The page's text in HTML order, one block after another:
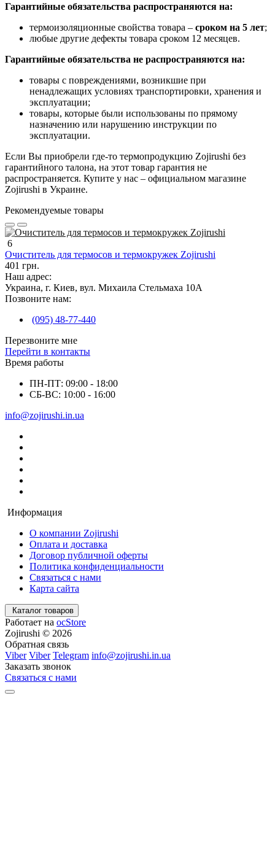
Гарантийные обязательства распространяются на:
термоизоляционные свойства товара – сроком на 5 лет;
любые другие дефекты товара сроком 12 месяцев.
Гарантийные обязательства не распространяются на:
товары с повреждениями, возникшие при
ненадлежащих условиях транспортировки, хранения и
эксплуатации;
товары, которые были использованы по прямому
назначению или нарушению инструкции по
эксплуатации.
Если Вы приобрели где-то термопродукцию Zojirushi без
гарантийного талона, на этот товар гарантия не
распространяется. Купите у нас – официальном магазине
Zojirushi в Украине.
Рекомендуемые товары
6
Очиститель для термосов и термокружек Zojirushi
401 грн.
Наш адрес:
Украина, г. Киев, вул. Михаила Стельмаха 10А
Позвоните нам:
(095) 48-77-440
Перезвоните мне
Перейти в контакты
Время работы
ПН-ПТ: 09:00 - 18:00
СБ-ВС: 10:00 - 16:00
info@zojirushi.in.ua
Информация
О компании Zojirushi
Оплата и доставка
Договор публичной оферты
Политика конфиденциальности
Связаться с нами
Карта сайта
Каталог товаров
Работает на ocStore
Zojirushi © 2026
Обратная связь
Viber Viber Telegram info@zojirushi.in.ua
Заказать звонок
Связаться с нами